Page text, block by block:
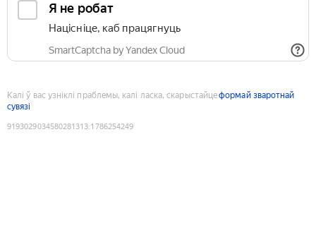
Я не робат
Націсніце, каб працягнуць
SmartCaptcha by Yandex Cloud
Калі ў вас узніклі праблемы, калі ласка, скарыстайцеформай зваротнай
сувязі
9193029034580281313:1786254249